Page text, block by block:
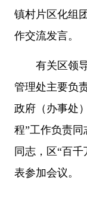
镇村片区化组
作交流发言。
有关区领
管理处主要负
政府（办事处
程”工作负责
同志，区“百
表参加会议。